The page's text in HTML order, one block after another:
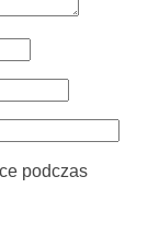
podczas